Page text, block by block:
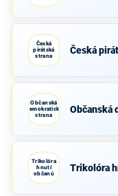
Česká
pirátská
strana
Česká
Občanská
demokratická
strana
Občanská
Trikolóra
hnutí
občanů
Trikolóra